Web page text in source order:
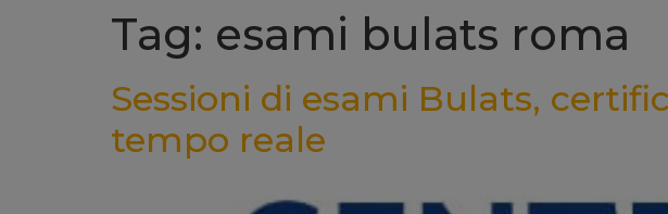
Tag: esami bulats roma
Sessioni di esami Bulats,
tempo reale